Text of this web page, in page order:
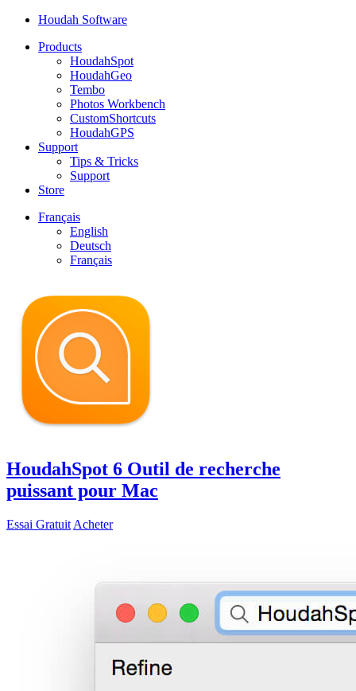
Houdah Software
Products
HoudahSpot
HoudahGeo
Tembo
Photos Workbench
CustomShortcuts
HoudahGPS
Support
Tips & Tricks
Support
Store
Français
English
Deutsch
Français
HoudahSpot 6 Outil de recherche
puissant pour Mac
Essai Gratuit Acheter